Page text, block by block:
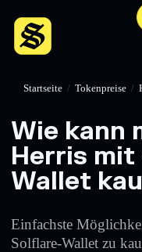
Startseite / Tokenpreise /
Wie kann
Herris
Wallet
Einfachste
Solflare-Wallet zu